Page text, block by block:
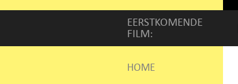
EERSTKOMENDE
FILM:
HOME